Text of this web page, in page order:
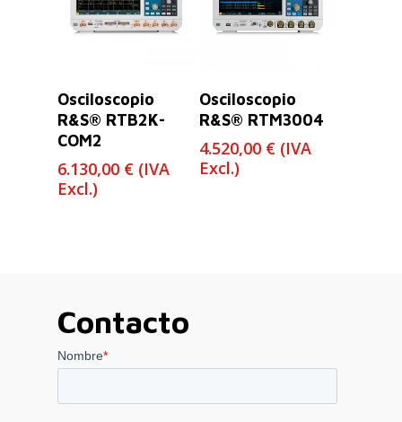
Osciloscopio
R&S® RTB2K-
COM2
6.130,00 € (IVA
Excl.)
Osciloscopio
R&S® RTM3004
4.520,00 € (IVA
Excl.)
Contacto